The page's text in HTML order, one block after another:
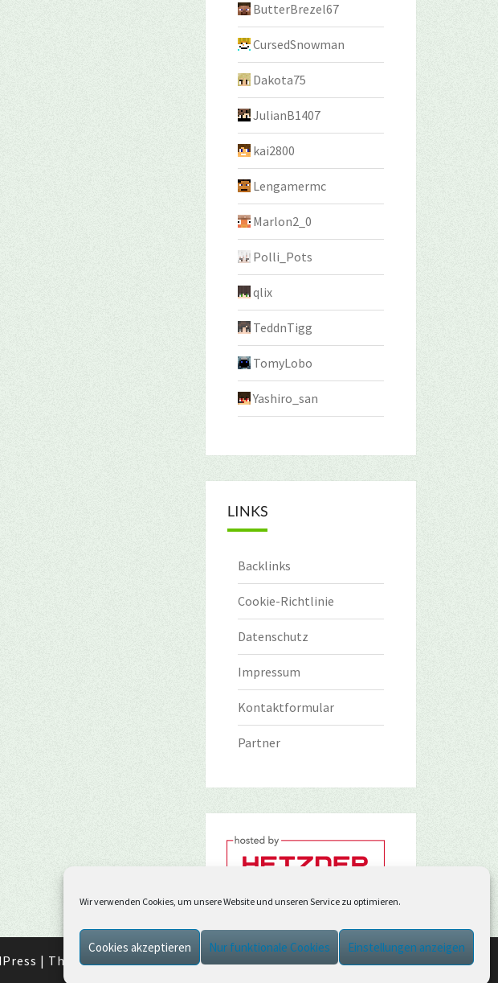
Wir verwenden Cookies, um unsere Website und unseren Service zu optimieren.
Cookies akzeptieren Nur funktionale Cookies Einstellungen anzeigen
ButterBrezel67
CursedSnowman
Dakota75
JulianB1407
kai2800
Lengamermc
Marlon2_0
Polli_Pots
qlix
TeddnTigg
TomyLobo
Yashiro_san
LINKS
Backlinks
Cookie-Richtlinie
Datenschutz
Impressum
Kontaktformular
Partner
| Theme:Nisarg